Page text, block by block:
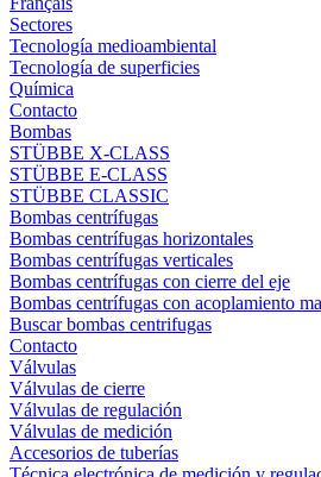
Sectores
Tecnología medioambiental
Tecnología de superficies
Química
Contacto
Bombas
STÜBBE X-CLASS
STÜBBE E-CLASS
STÜBBE CLASSIC
Bombas centrífugas
Bombas centrífugas horizontales
Bombas centrífugas verticales
Bombas centrífugas con cierre del eje
Bombas centrífugas con acoplamiento
Buscar bombas centrifugas
Contacto
Válvulas
Válvulas de cierre
Válvulas de regulación
Válvulas de medición
Accesorios de tuberías